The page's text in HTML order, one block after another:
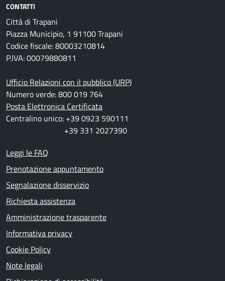
CONTATTI
Città di Trapani
Piazza Municipio, 1 91100 Trapani
Codice fiscale: 80003210814
P.IVA: 00079880811
Ufficio Relazioni con il pubblico (URP)
Numero verde: 800 019 764
Posta Elettronica Certificata
Centralino unico: +39 0923 590111
+39 331 2027390
Leggi le FAQ
Prenotazione appuntamento
Segnalazione disservizio
Richiesta assistenza
Amministrazione trasparente
Informativa privacy
Cookie Policy
Note legali